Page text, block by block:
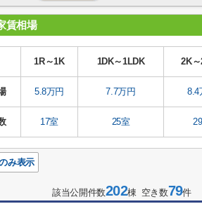
賃相場
1R～1K 1DK～1LDK 2K
5.8万円 7.7万円 8.4
17室 25室
み表示
該当公開件数202棟 空き数79件